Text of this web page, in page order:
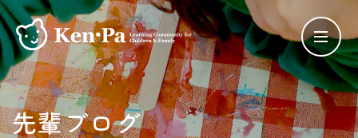
ケンパの保育
ケンパの各園
先輩ブログ